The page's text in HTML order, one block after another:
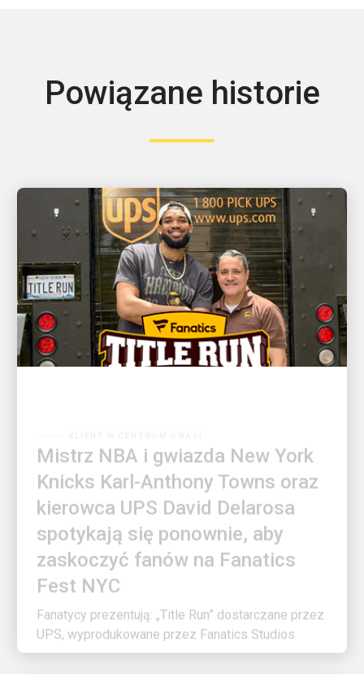
Powiązane historie
Knicks Karl-Anthony Towns oraz
kierowca UPS David Delarosa
spotykają się ponownie, aby
zaskoczyć fanów na Fanatics
Fest NYC
Fanatycy prezentują: „Title Run” dostarczane przez
UPS, wyprodukowane przez Fanatics Studios